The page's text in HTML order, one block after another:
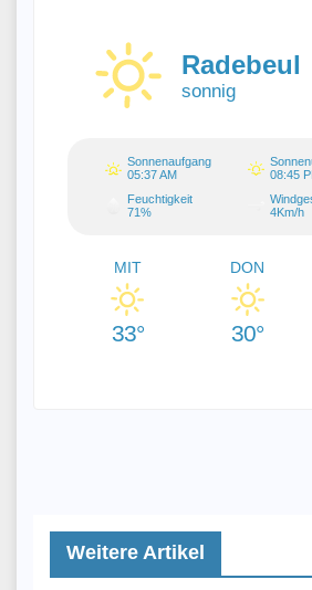
Radebeul
sonnig
Sonnenaufgang
05:37 AM
08:45
Feuchtigkeit
71%
4Km/h
MIT
33°
DON
30°
Weitere Artikel